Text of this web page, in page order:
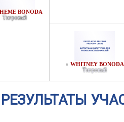
BONODA
Тигровый
♀ WHITNEY BONODA
Тигровый